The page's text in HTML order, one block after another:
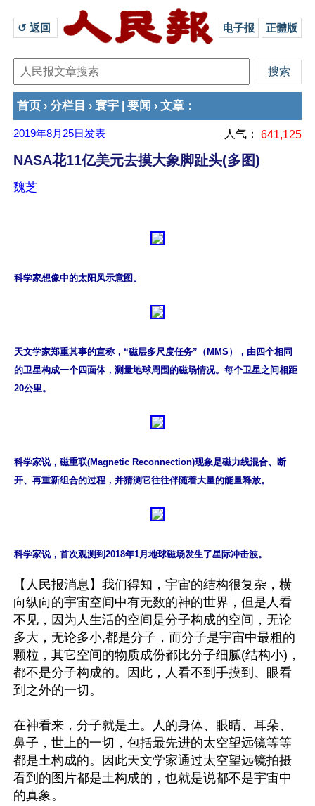
↺ 返回 电子报 正體版
首页 › 分栏目 › 寰宇 要闻 › 文章 ：
2019年8月25日 发表 人气： 641,125
NASA花11亿美元去摸大象脚趾头(多图)
魏芝
科学家想像中的太阳风示意图。
天文学家郑重其事的宣称，“磁层多尺度任务”（MMS），由四个相同
的卫星构成一个四面体，测量地球周围的磁场情况。每个卫星之间相距
20公里。
科学家说，磁重联(Magnetic Reconnection)现象是磁力线混合、断
开、再重新组合的过程，并猜测它往往伴随着大量的能量释放。
科学家说，首次观测到2018年1月地球磁场发生了星际冲击波。
【人民报消息】我们得知，宇宙的结构很复杂，横
向纵向的宇宙空间中有无数的神的世界，但是人看
不见，因为人生活的空间是分子构成的空间，无论
多大，无论多小,都是分子，而分子是宇宙中最粗的
颗粒，其它空间的物质成份都比分子细腻(结构小)，
都不是分子构成的。因此，人看不到手摸到、眼看
到之外的一切。
在神看来，分子就是土。人的身体、眼睛、耳朵、
鼻子，世上的一切，包括最先进的太空望远镜等等
都是土构成的。因此天文学家通过太空望远镜拍摄
看到的图片都是土构成的，也就是说都不是宇宙中
的真象。